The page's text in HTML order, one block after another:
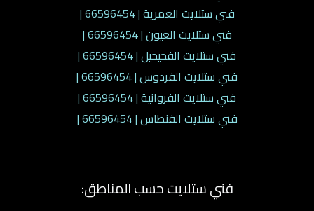
فني ستلايت العمرية | 66596454 |
فني ستلايت العيون | 66596454 |
فني ستلايت الفحيحيل | 66596454 |
فني ستلايت الفردوس | 66596454 |
فني ستلايت الفروانية | 66596454 |
فني ستلايت الفنطاس | 66596454 |
فني ستلايت حسب المناطق: